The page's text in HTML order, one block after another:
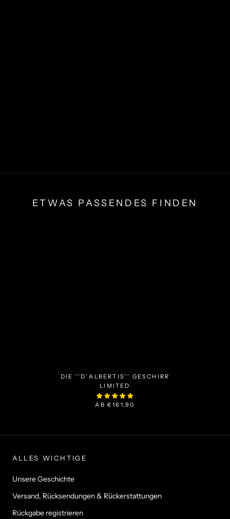
ETWAS PASSENDES FINDEN
DIE ''D`ALBERTIS'' GESCHIRR
LIMITED
AB€161,90
ALLES WICHTIGE
Unsere Geschichte
Versand, Rücksendungen & Rückerstattungen
Rückgabe registrieren